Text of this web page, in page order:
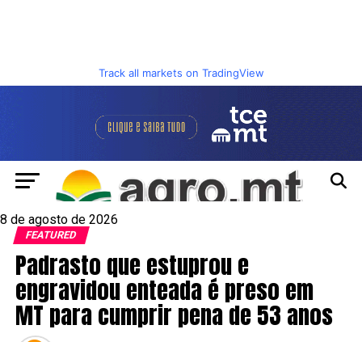
Track all markets on TradingView
8 de agosto de 2026
FEATURED
Padrasto que estuprou e
engravidou enteada é preso em
MT para cumprir pena de 53 anos